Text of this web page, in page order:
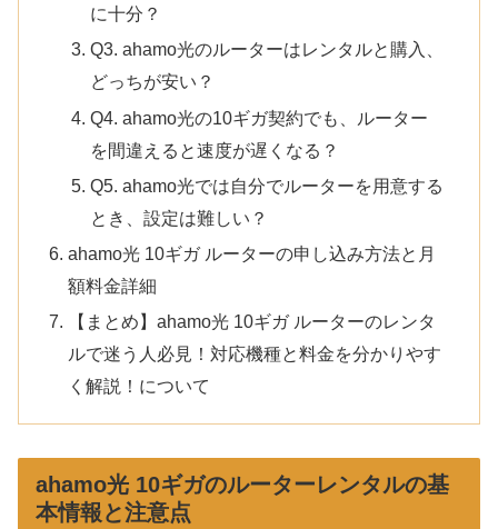
に十分？
Q3. ahamo光のルーターはレンタルと購入、
どっちが安い？
Q4. ahamo光の10ギガ契約でも、ルーター
を間違えると速度が遅くなる？
Q5. ahamo光では自分でルーターを用意する
とき、設定は難しい？
ahamo光 10ギガ ルーターの申し込み方法と月
額料金詳細
【まとめ】ahamo光 10ギガ ルーターのレンタ
ルで迷う人必見！対応機種と料金を分かりやす
く解説！について
ahamo光 10ギガのルーターレンタルの基
本情報と注意点